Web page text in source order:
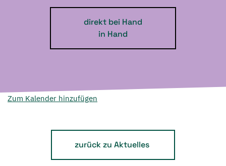
direkt bei Hand
in Hand
Zum Kalender hinzufügen
zurück zu Aktuelles